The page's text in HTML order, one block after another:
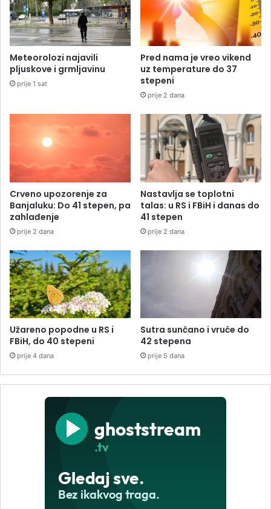
Meteorolozi najavili
pljuskove i grmljavinu
prije 1 sat
Pred nama je vreo vikend
uz temperature do 37
stepeni
prije 2 dana
Crveno upozorenje za
Banjaluku: Do 41 stepen, pa
zahlađenje
prije 2 dana
Nastavlja se toplotni
talas: u RS i FBiH i danas do
41 stepen
prije 2 dana
Užareno popodne u RS i
FBiH, do 40 stepeni
prije 4 dana
Sutra sunčano i vruće do
42 stepena
prije 5 dana